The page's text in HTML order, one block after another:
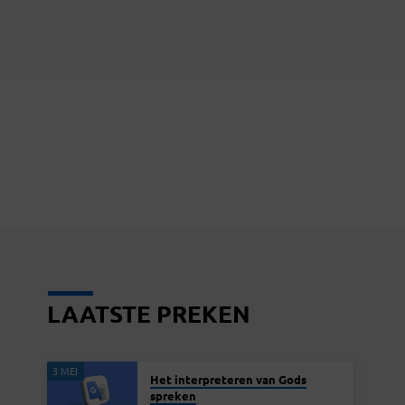
LAATSTE PREKEN
3 MEI
Het interpreteren van Gods
spreken